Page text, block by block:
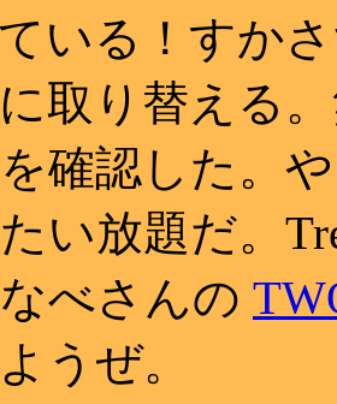
いる！すか
取り替える
確認した。
い放題だ。
べさんの
うぜ。